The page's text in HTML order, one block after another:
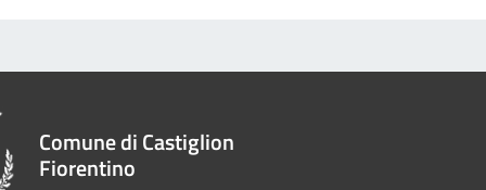
Comune di Castiglion
Fiorentino